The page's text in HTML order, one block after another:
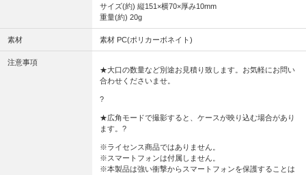
サイズ(約) 縦151×横70×厚み10mm
重量(約) 20g
素材 素材 PC(ポリカーボネイト)
注意事項
★大口の数量など別途お見積り致します。お気軽にお問い
合わせくださいませ。
?
★広角モードで撮影すると、ケースが映り込む場合があり
ます。?
※ライセンス商品ではありません。
※スマートフォンは付属しません。
※本製品は強い衝撃からスマートフォンを保護することは